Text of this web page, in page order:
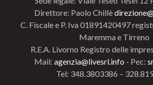
Direttore: Paolo Chillè
C. Fiscale e P. Iva 01891420497
Maremma e Tirreno
R.E.A. Livorno Registro delle
Mail: agenzia@livesrl.info - Pec:
Tel: 348.3803386 –